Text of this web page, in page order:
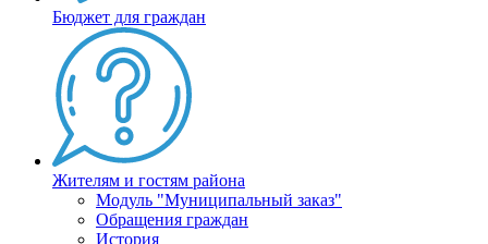
Бюджет для граждан
Жителям и гостям района
Модуль "Муниципальный заказ"
Обращения граждан
История